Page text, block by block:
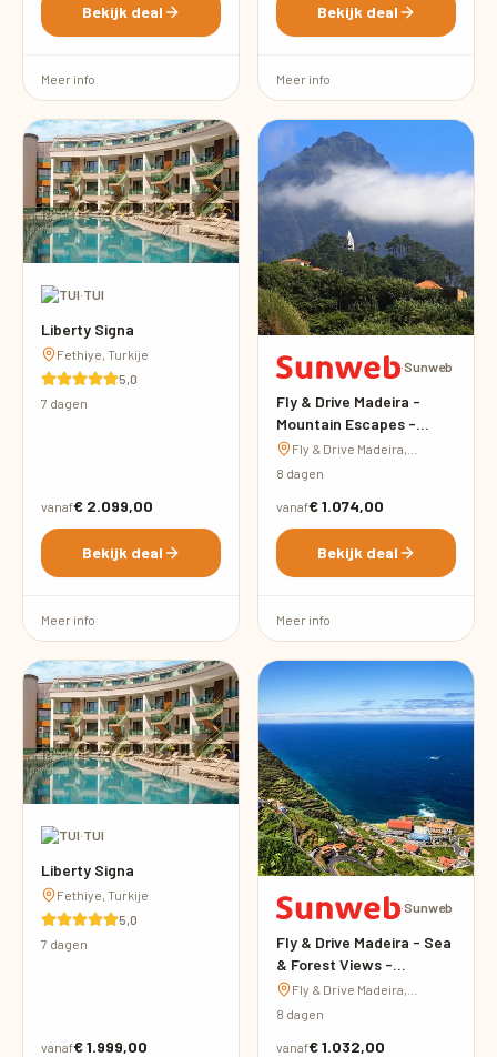
Bekijk deal
Meer info
Bekijk deal
Meer info
·TUI
Liberty Signa
Fethiye, Turkije
5,0
7 dagen
vanaf€ 2.099,00
Bekijk deal
Meer info
·Sunweb
Fly & Drive Madeira -
Mountain Escapes -
inclusief huurauto
Fly & Drive Madeira,
Portugal
8 dagen
vanaf€ 1.074,00
Bekijk deal
Meer info
·TUI
Liberty Signa
Fethiye, Turkije
5,0
7 dagen
vanaf€ 1.999,00
·Sunweb
Fly & Drive Madeira - Sea
& Forest Views -
inclusief huurauto
Fly & Drive Madeira,
Portugal
8 dagen
vanaf€ 1.032,00